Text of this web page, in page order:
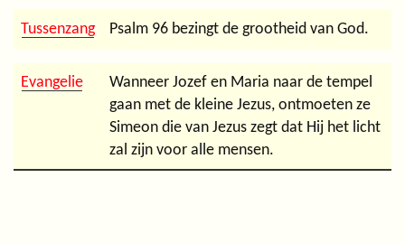
Tussenzang Psalm 96 bezingt de grootheid van God.
Evangelie
Wanneer Jozef en Maria naar de tempel
gaan met de kleine Jezus, ontmoeten ze
Simeon die van Jezus zegt dat Hij het licht
zal zijn voor alle mensen.